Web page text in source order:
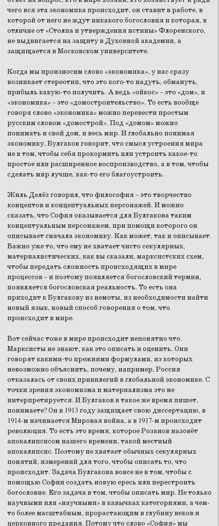
чего вся эта экономика происходит, он ставит в работе, в
которой от него не ждут никакого богословия и которая, в
отличие от «Столпа и утверждения истины» Флоренского,
не выдвигается на защиту в Духовной академии, а
защищается в Московском университете.
Когда мы произносим слово «экономика», у нас сразу
возникает стереотип, что это кого-то надуть, обмануть,
прибыль какую-то получить. А ведь «ойкос» – это «дом», и
«экономика» – это «домостроительство». То есть вообще
говоря слово «экономика» можно перевести простым
русским словом «домострой». Под «домом» можно
понимать и свой дом, и весь мир. И глобально понимая
экономику, Булгаков говорит, что смысл устроения мира
не в том, чтобы себя прокормить или устроить какое-то
простое или расширенное воспроизводство, а в том, чтобы
сделать мир лучше, как-то его благоустроить.
Жиль Делёз говорил, что философия – это творчество
концептов и концептуальных персонажей. И можно
сказать, что София оказывается для Булгакова таким
концептуальным персонажем, при помощи которого он
описывает сначала экономику. Как может, так и описывает.
Важно уже то, что ему не хватает чисто секулярных,
материалистических, как вы сказали, марксистских схем,
чтобы передать сложность происходящих в мире
процессов – и поэтому появляется богословский термин,
появляется богословская реальность. То есть она
приходит к Булгакову из немоты, из необходимости найти
новый язык, новый способ говорения о том, что
происходит в мире.
Вот сейчас тоже в мире происходит непонятно что.
Марксисты не знают, как это описать и оценить. Они
говорят какими-то прежними формулами, из которых
невозможно объяснить, почему, например, Россия
отказалась от своих привилегий в глобальной экономике. С
точки зрения экономизма и материализма это не
интерпретируется. И Булгаков в такое же время пишет,
понимаете? Он в 1913 году защищает свою диссертацию, в
1914-м начинается Мировая война, а в 1917-м происходит
революция. То есть это время, которое Розанов назовёт
апокалипсисом нашего времени, такой местный
апокалипсис. Поэтому не хватает обычных секулярных
понятий, измерений для того, чтобы описать то, что
происходит. Задача Булгакова вовсе не в том, чтобы с
помощью Софии создать новую ересь или перестроить
богословие. Его задача в том, чтобы описать мир. Не только
научными или «научными» в кавычках категориями, а чем-
то более масштабным, прорастающим в глубину веков и
церковного предания. Потому что слово «София» мы